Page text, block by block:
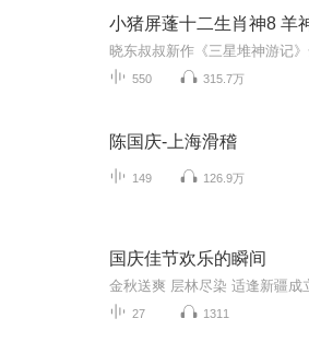
550 315.7万
陈国庆-上海滑稽
149 126.9万
国庆佳节欢乐的瞬间
27 1311